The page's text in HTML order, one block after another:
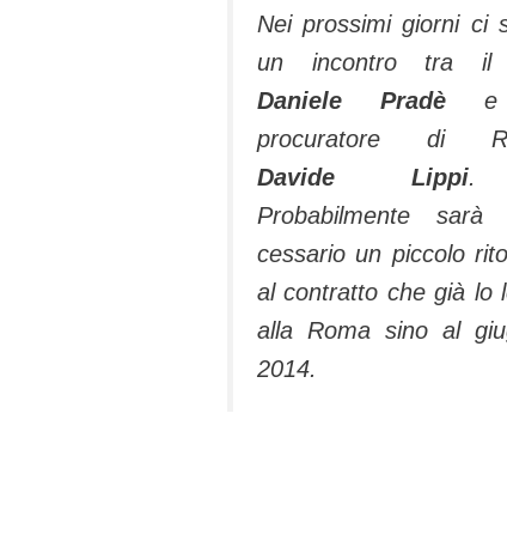
Nei prossimi giorni ci
un incontro tra il
Daniele Pradèe
procuratore di
Davide
Lippi.
Probabilmente
cessario un piccolo
al contratto che già lo
alla Roma sino al
2014.